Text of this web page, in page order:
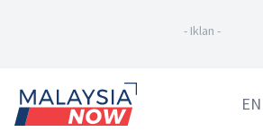
- Iklan -
Home
EN